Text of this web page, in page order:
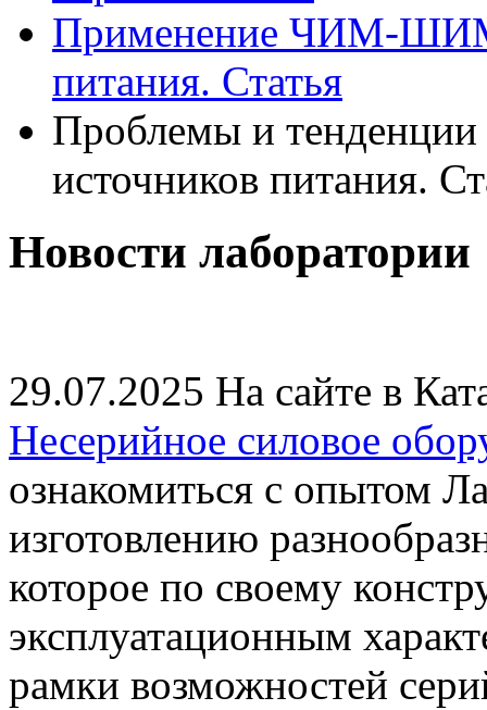
Применение ЧИМ-ШИМ
питания. Статья
Проблемы и
источников питания.
Новости лаборатории
29.07.2025 На сайте в
Несерийное силовое
ознакомиться с опытом
изготовлению
которое по своему
эксплуатационным
рамки возможностей